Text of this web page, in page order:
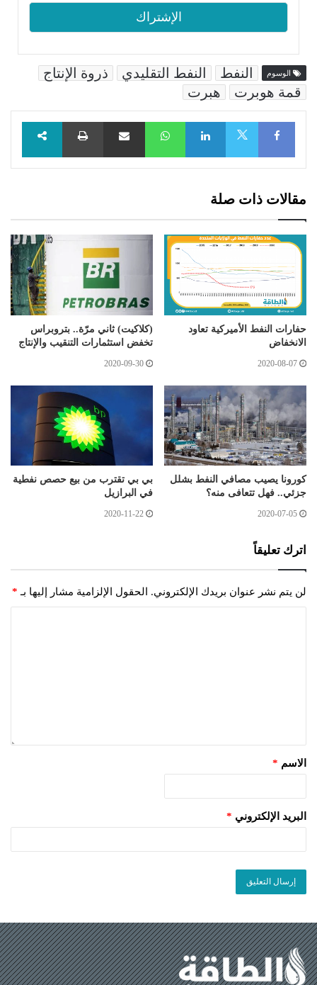
الوسوم النفط النفط التقليدي
ذروة الإنتاج
قمة هوبرت
هبرت
Facebook
LinkedIn
WhatsAppمشاركة عبر البريد طباعة
مقالات ذات صلة
حفارات النفط الأميركية تعاود
الانخفاض
2020-08-07
(كلاكيت) ثاني مرّة.. بتروبراس
تخفض استثمارات التنقيب والإنتاج
2020-09-30
كورونا يصيب مصافي النفط بشلل
جزئي.. فهل تتعافى منه؟
2020-07-05
بي بي تقترب من بيع حصص نفطية
في البرازيل
2020-11-22
اترك تعليقاً
لن يتم نشر عنوان بريدك الإلكتروني. الحقول الإلزامية مشار إليها بـ *
الاسم *
البريد الإلكتروني *